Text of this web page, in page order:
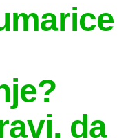
da